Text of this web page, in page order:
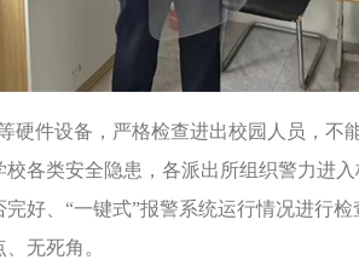
件设备，严格检查进出校园人员，不
各类安全隐患，各派出所组织警力进
好、“一键式”报警系统运行情况进行
无死角。